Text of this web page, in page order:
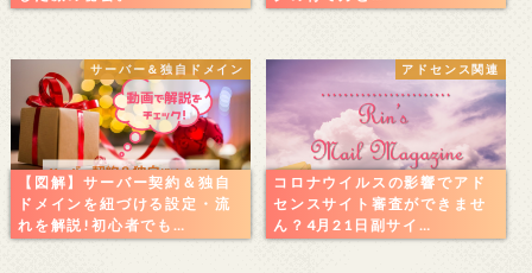
サーバー＆独自ドメイン
【図解】サーバー契約＆独自
ドメインを紐づける設定・流
れを解説!初心者でも…
アドセンス関連
コロナウイルスの影響でアド
センスサイト審査ができませ
ん？4月21日副サイ…